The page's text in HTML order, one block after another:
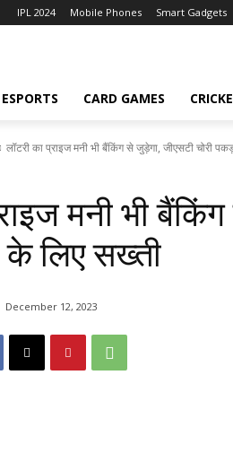
IPL 2024 Mobile Phones Smart Gadgets
ESPORTS CARD GAMES
लॉटरी का प्राइज मनी भी बैंकिंग से जुड़ेगा, जीएसटी चोरी
मनी भी
लिए सख्ती
December 12, 2023